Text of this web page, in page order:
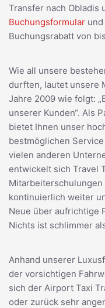
Transfer nach Obladis
Buchungsformular
Buchungsrabatt von
Wie all unsere
durften, lautet unsere
Jahre 2009 wie folgt:
unserer Kunden“. Als
bietet Ihnen unser
bestmöglichen
vielen anderen
entwickelt sich Travel
kontinuierlich weiter
Neue über aufrichtige
Nichts ist schlimmer
Anhand unserer
der vorsichtigen
sich der Airport Taxi
oder zurück sehr